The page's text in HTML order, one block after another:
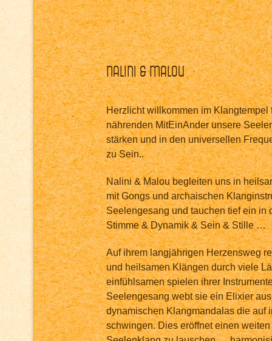
Nalini & Malou
Herzlicht willkommen im
nährenden MitEinAnder unsere
stärken und in den universellen
zu Sein..
Nalini & Malou begleiten uns in
mit Gongs und archaischen
Seelengesang und tauchen tief ein in
Stimme & Dynamik & Sein & Stille …
Auf ihrem langjährigen Herzensweg
und heilsamen Klängen durch viele
einfühlsamen spielen ihrer
Seelengesang webt sie ein Elixier
dynamischen Klangmandalas die auf
schwingen. Dies eröffnet einen